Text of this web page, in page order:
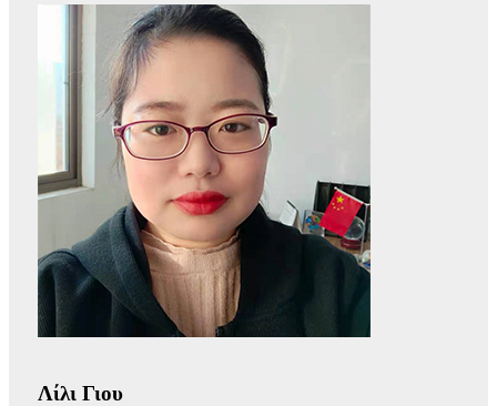
Λίλι Γιου